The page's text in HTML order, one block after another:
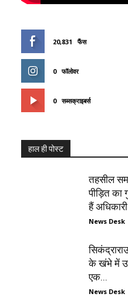
20,831 फैंस
0 फॉलोवर
0 सब्सक्राइबर्स
हाल ही पोस्ट
तहसील
पीड़ित का
हैं अधिकारी
News Desk
के खंभे में
एक...
News Desk